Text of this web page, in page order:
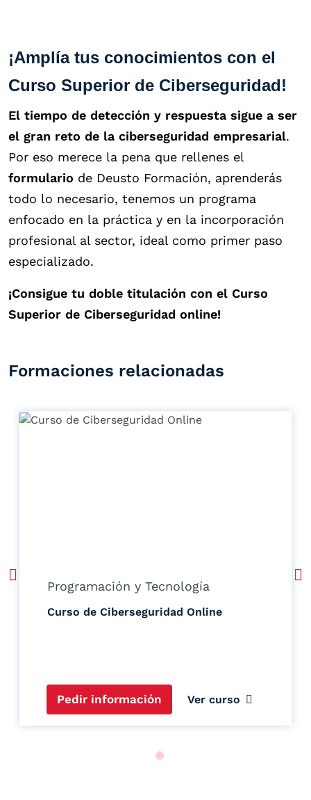
¡Amplía tus conocimientos con el
Curso Superior de Ciberseguridad!
El tiempo de detección y respuesta sigue a ser
el gran reto de la ciberseguridad empresarial.
Por eso merece la pena que rellenes el
formulario de Deusto Formación, aprenderás
todo lo necesario, tenemos un programa
enfocado en la práctica y en la incorporación
profesional al sector, ideal como primer paso
especializado.
¡Consigue tu doble titulación con el Curso
Superior de Ciberseguridad online!
Formaciones relacionadas
Programación y Tecnología
Curso de Ciberseguridad Online
Pedir información Ver curso